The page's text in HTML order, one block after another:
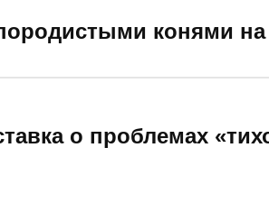
конями
о проблемах